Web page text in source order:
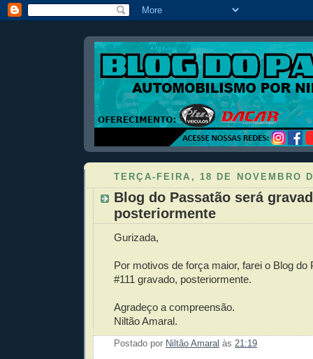
TERÇA-FEIRA, 18 DE NOVEMBRO
Blog do Passatão será
posteriormente
Gurizada,
Por motivos de força maior, farei o Blog do
#111 gravado, posteriormente.
Agradeço a compreensão.
Niltão Amaral.
Postado por Niltão Amaral às 21:19